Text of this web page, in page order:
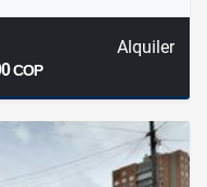
Alquiler
COP